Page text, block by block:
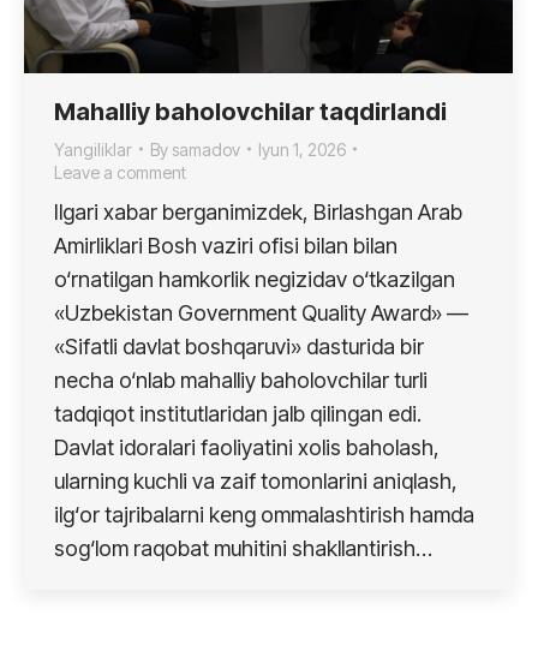
Mahalliy baholovchilar taqdirlandi
Yangiliklar By samadov
Iyun 1, 2026
Leave a comment
Ilgari xabar berganimizdek, Birlashgan Arab
Amirliklari Bosh vaziri ofisi bilan bilan
o‘rnatilgan hamkorlik negizidav o‘tkazilgan
«Uzbekistan Government Quality Award» —
«Sifatli davlat boshqaruvi» dasturida bir
necha o‘nlab mahalliy baholovchilar turli
tadqiqot institutlaridan jalb qilingan edi.
Davlat idoralari faoliyatini xolis baholash,
ularning kuchli va zaif tomonlarini aniqlash,
ilg‘or tajribalarni keng ommalashtirish hamda
sog‘lom raqobat muhitini shakllantirish…